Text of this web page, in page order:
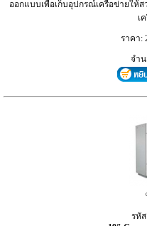
ออกแบบเพื่อเก็บอุปกรณ์เครือข่ายให้
เ
ราคา:
จำ
รหัส